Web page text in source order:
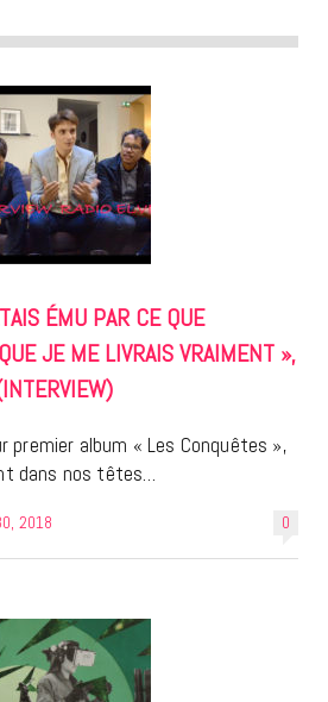
ÉMU PAR CE QUE
JE ME LIVRAIS VRAIMENT »,
premier album « Les Conquêtes »,
dans nos têtes…
0
2018